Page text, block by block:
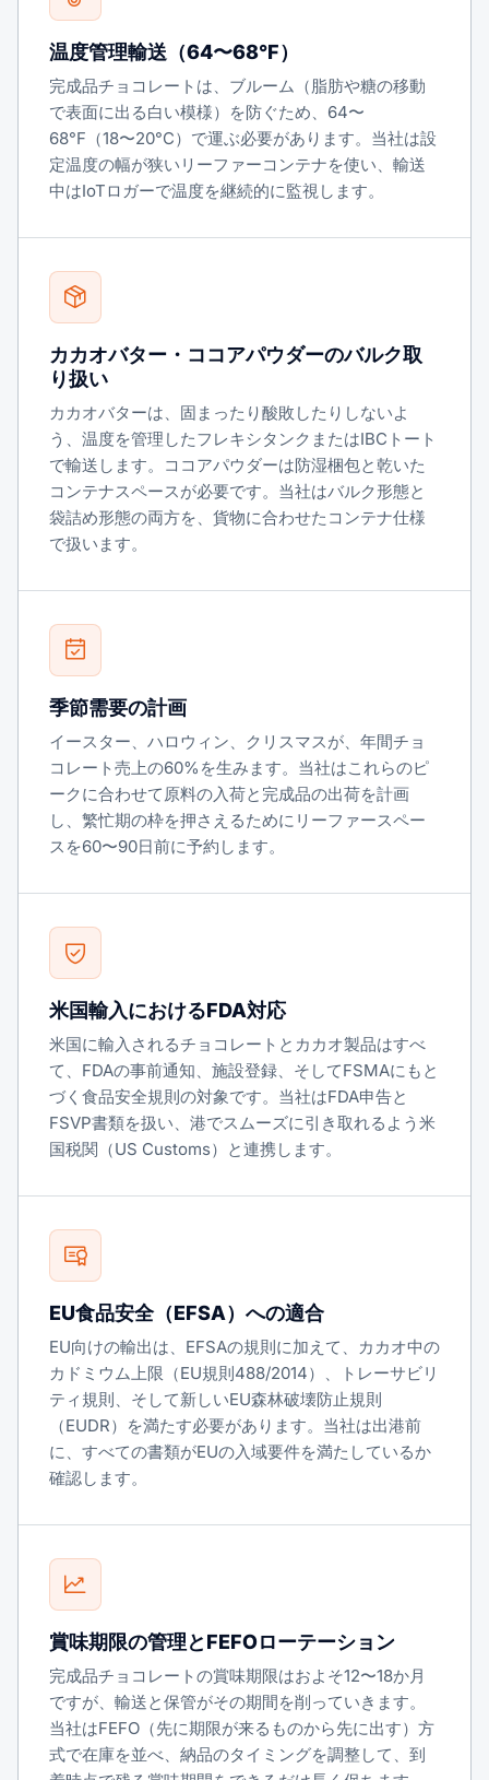
温度管理輸送（64〜68°F）
完成品チョコレートは、ブルーム（脂肪や糖の移動
で表面に出る白い模様）を防ぐため、64〜
68°F（18〜20°C）で運ぶ必要があります。当社は設
定温度の幅が狭いリーファーコンテナを使い、輸送
中はIoTロガーで温度を継続的に監視します。
カカオバター・ココアパウダーのバルク取
り扱い
カカオバターは、固まったり酸敗したりしないよ
う、温度を管理したフレキシタンクまたはIBCトート
で輸送します。ココアパウダーは防湿梱包と乾いた
コンテナスペースが必要です。当社はバルク形態と
袋詰め形態の両方を、貨物に合わせたコンテナ仕様
で扱います。
季節需要の計画
イースター、ハロウィン、クリスマスが、年間チョ
コレート売上の60%を生みます。当社はこれらのピ
ークに合わせて原料の入荷と完成品の出荷を計画
し、繁忙期の枠を押さえるためにリーファースペー
スを60〜90日前に予約します。
米国輸入におけるFDA対応
米国に輸入されるチョコレートとカカオ製品はすべ
て、FDAの事前通知、施設登録、そしてFSMAにもと
づく食品安全規則の対象です。当社はFDA申告と
FSVP書類を扱い、港でスムーズに引き取れるよう米
国税関（US Customs）と連携します。
EU食品安全（EFSA）への適合
EU向けの輸出は、EFSAの規則に加えて、カカオ中の
カドミウム上限（EU規則488/2014）、トレーサビリ
ティ規則、そして新しいEU森林破壊防止規則
（EUDR）を満たす必要があります。当社は出港前
に、すべての書類がEUの入域要件を満たしているか
確認します。
賞味期限の管理とFEFOローテーション
完成品チョコレートの賞味期限はおよそ12〜18か月
ですが、輸送と保管がその期間を削っていきます。
当社はFEFO（先に期限が来るものから先に出す）方
式で在庫を並べ、納品のタイミングを調整して、到